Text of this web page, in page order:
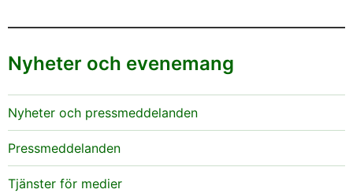
Nyheter och evenemang
Nyheter och pressmeddelanden
Pressmeddelanden
Tjänster för medier